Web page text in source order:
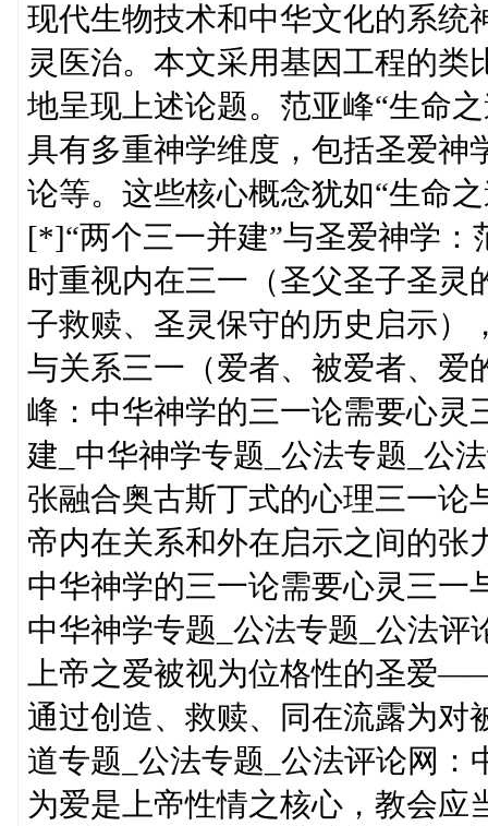
现代生物技术和中华文化的系
灵医治。本文采用基因工程的类
地呈现上述论题。范亚峰“生命
具有多重神学维度，包括圣爱神
论等。这些核心概念犹如“生命
[*]“两个三一并建”与圣爱神学
时重视内在三一（圣父圣子圣灵
子救赎、圣灵保守的历史启示）
与关系三一（爱者、被爱者、爱
峰：中华神学的三一论需要心灵
建_中华神学专题_公法专题_公
张融合奥古斯丁式的心理三一论
帝内在关系和外在启示之间的张
中华神学的三一论需要心灵三一
中华神学专题_公法专题_公法
上帝之爱被视为位格性的圣爱
通过创造、救赎、同在流露为对
道专题_公法专题_公法评论网
为爱是上帝性情之核心，教会应